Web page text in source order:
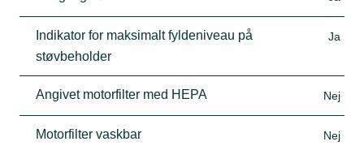
Indikator for maksimalt fyldeniveau på
støvbeholder
Ja
Angivet motorfilter med HEPA Nej
Motorfilter vaskbar Nej